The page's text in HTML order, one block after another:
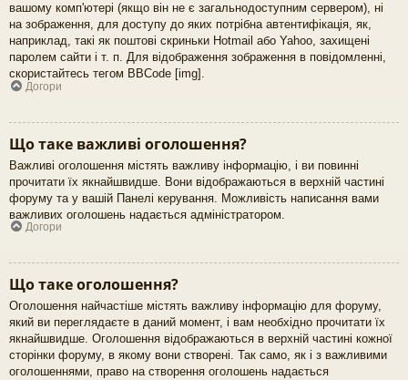
вашому комп'ютері (якщо він не є загальнодоступним сервером), ні
на зображення, для доступу до яких потрібна автентифікація, як,
наприклад, такі як поштові скриньки Hotmail або Yahoo, захищені
паролем сайти і т. п. Для відображення зображення в повідомленні,
скористайтесь тегом BBCode [img].
Догори
Що таке важливі оголошення?
Важливі оголошення містять важливу інформацію, і ви повинні
прочитати їх якнайшвидше. Вони відображаються в верхній частині
форуму та у вашій Панелі керування. Можливість написання вами
важливих оголошень надається адміністратором.
Догори
Що таке оголошення?
Оголошення найчастіше містять важливу інформацію для форуму,
який ви переглядаєте в даний момент, і вам необхідно прочитати їх
якнайшвидше. Оголошення відображаються в верхній частині кожної
сторінки форуму, в якому вони створені. Так само, як і з важливими
оголошеннями, право на створення оголошень надається